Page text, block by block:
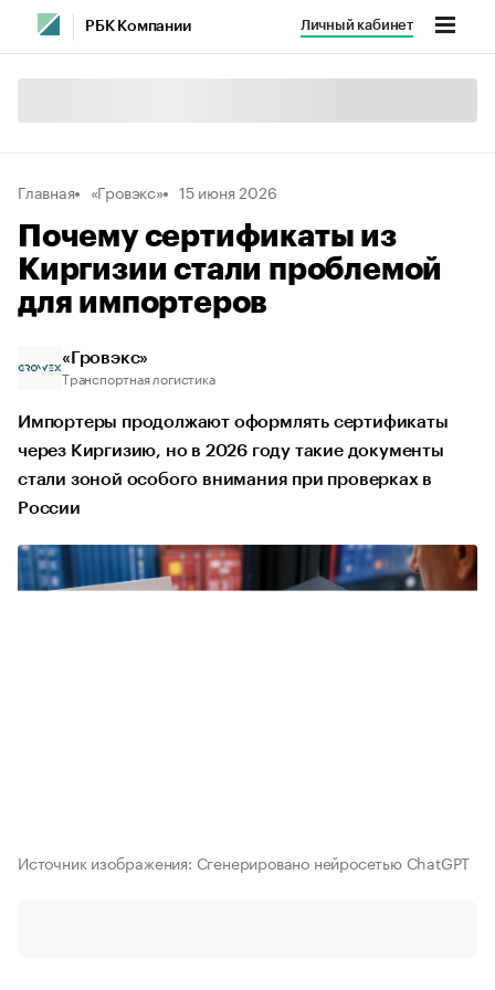
РБК Компании Личный кабинет
Главная «Гровэкс» 15 июня 2026
Почему сертификаты из
Киргизии стали проблемой
для импортеров
«Гровэкс»
Транспортная логистика
Импортеры продолжают оформлять сертификаты
через Киргизию, но в 2026 году такие документы
стали зоной особого внимания при проверках в
России
Источник изображения: Cгенерировано нейросетью ChatGPT